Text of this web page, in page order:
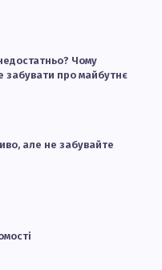
Чому
забувати про майбутнє
але не забувайте